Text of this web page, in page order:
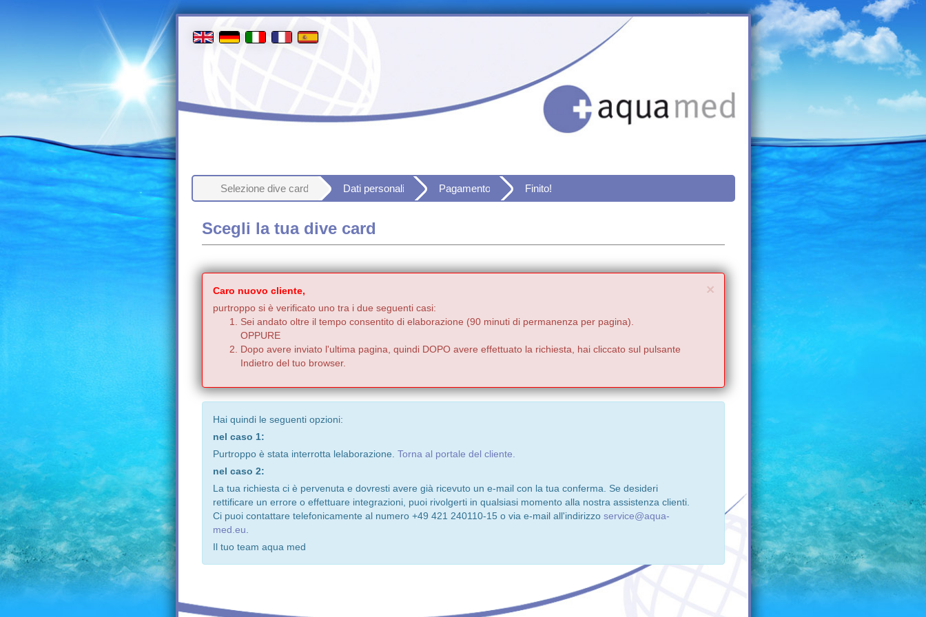
Selezione dive card Dati personali Pagamento Finito!
Scegli la tua dive card
×Close
Caro nuovo cliente,
purtroppo si è verificato uno tra i due seguenti casi:
Sei andato oltre il tempo consentito di elaborazione (90 minuti di permanenza per pagina).
OPPURE
Dopo avere inviato l'ultima pagina, quindi DOPO avere effettuato la richiesta, hai cliccato sul pulsante
Indietro del tuo browser.
Hai quindi le seguenti opzioni:
nel caso 1:
Purtroppo è stata interrotta lelaborazione. Torna al portale del cliente.
nel caso 2:
La tua richiesta ci è pervenuta e dovresti avere già ricevuto un e-mail con la tua conferma. Se desideri
rettificare un errore o effettuare integrazioni, puoi rivolgerti in qualsiasi momento alla nostra assistenza clienti.
Ci puoi contattare telefonicamente al numero +49 421 240110-15 o via e-mail all'indirizzo service@aqua-
med.eu
Il tuo team aqua med